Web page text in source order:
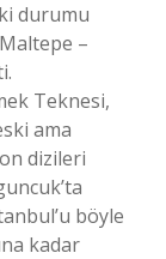
durumu
–
Teknesi,
ama
dizileri
böyle
kadar